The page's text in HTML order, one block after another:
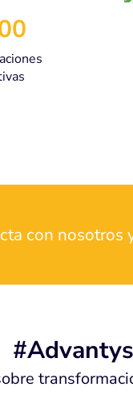
con nosotros